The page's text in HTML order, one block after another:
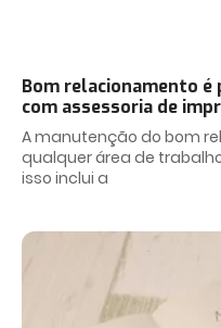
Bom relacionamento
com assessoria de
A manutenção do bom
qualquer área de
isso inclui a